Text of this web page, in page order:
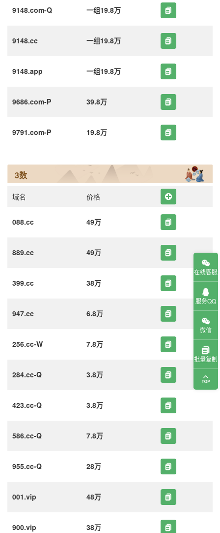
9148.com-Q 一组19.8万
9148.cc 一组19.8万
9148.app 一组19.8万
9686.com-P 39.8万
9791.com-P 19.8万
3数
域名 价格
088.cc 49万
889.cc 49万
399.cc 38万
947.cc 6.8万
256.cc-W 7.8万
284.cc-Q 3.8万
423.cc-Q 3.8万
586.cc-Q 7.8万
955.cc-Q 28万
001.vip 48万
900.vip 38万
在线客服
服务QQ
微信
批量复制